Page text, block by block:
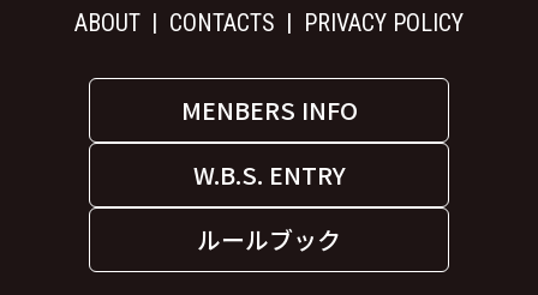
ABOUT
CONTACTS PRIVACY POLICY
MENBERS INFO
W.B.S. ENTRY
ルールブック